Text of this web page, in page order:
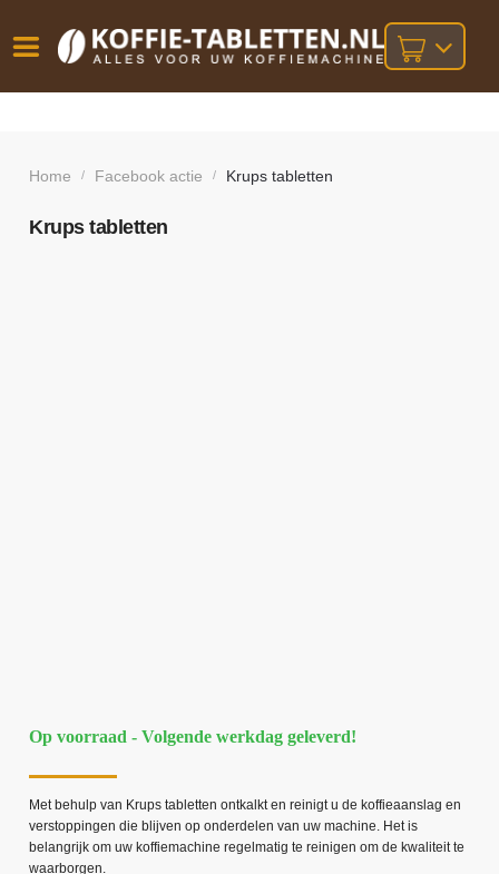
besteld,
volgende
bij orders
boven
Home / Facebook actie / Krups tabletten
Krups tabletten
Op voorraad - Volgende werkdag geleverd!
Met behulp van Krups tabletten ontkalkt en reinigt u de koffieaanslag en
verstoppingen die blijven op onderdelen van uw machine. Het is
belangrijk om uw koffiemachine regelmatig te reinigen om de kwaliteit te
waarborgen.